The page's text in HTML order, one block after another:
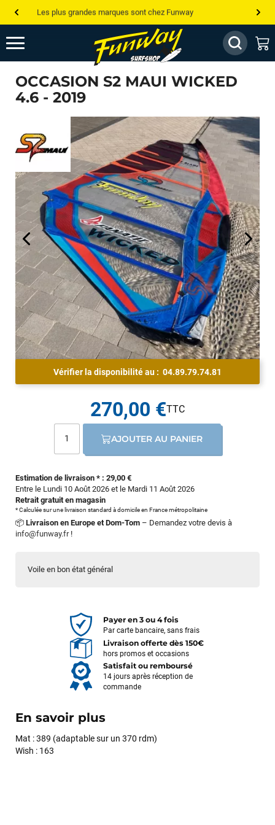
Les plus grandes marques sont chez Funway
Jusqu’à -75% de remise sur le windsurf, wingfoil, etc...
💰 Meilleur prix garanti — Moins cher ailleurs ? On s’aligne !
Besoin de conseils de pro ? Appelle nous !
OCCASION S2 MAUI WICKED
4.6 - 2019
Voile en bon état général
Vérifier la disponibilité au : 04.89.79.74.81
Estimation de livraison * : 29,00 €
Entre le Lundi 10 Août 2026 et le Mardi 11 Août 2026
Retrait gratuit en magasin
* Calculée sur une livraison standard à domicile en France métropolitaine
📦 Livraison en Europe et Dom-Tom – Demandez votre devis à
info@funway.fr!
270,00 €
AJOUTER AU PANIER
Payer en 3 ou 4 fois
Par carte bancaire, sans frais
Livraison offerte dès 150€
hors promos et occasions
Satisfait ou remboursé
14 jours après réception de
commande
En savoir plus
Mat : 389 (adaptable sur un 370 rdm)
Wish : 163